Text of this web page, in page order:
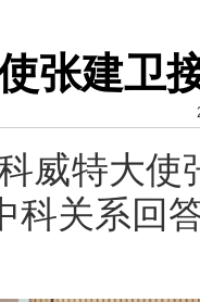
张建卫
威特大
科关系回